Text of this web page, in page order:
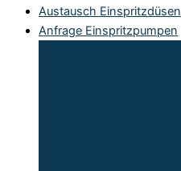
Austausch Einspritzdüsen
Anfrage Einspritzpumpen